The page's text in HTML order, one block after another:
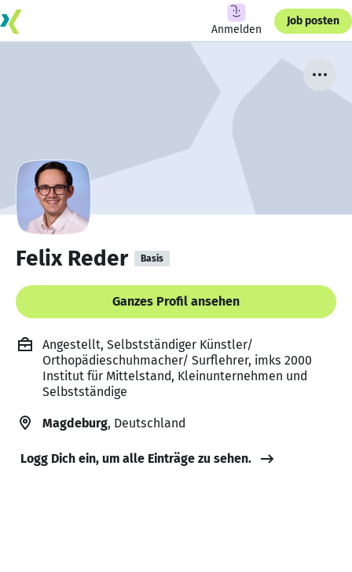
Anmelden
Job posten
Felix Reder Basis
Ganzes Profil ansehen
Angestellt, Selbstständiger Künstler/
Orthopädieschuhmacher/ Surflehrer, imks 2000
Institut für Mittelstand, Kleinunternehmen und
Selbstständige
Magdeburg, Deutschland
Logg Dich ein, um alle Einträge zu sehen.